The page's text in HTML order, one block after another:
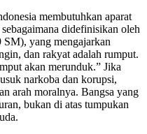
membutuhkan aparat
didefinisikan oleh
yang mengajarkan
dan rakyat adalah rumput.
akan merunduk.” Jika
narkoba dan korupsi,
arah moralnya. Bangsa yang
bukan di atas tumpukan